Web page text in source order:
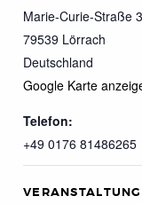
Marie-Curie-Straße 3
79539 Lörrach
Deutschland
Google Karte
Telefon:
+49 0176 81486265